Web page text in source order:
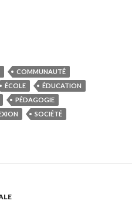
COMMUNAUTÉ
ÉCOLE
ÉDUCATION
PÉDAGOGIE
SOCIÉTÉ